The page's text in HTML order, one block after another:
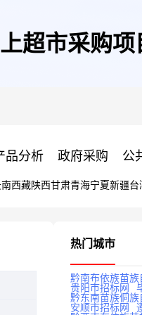
超市采购
品分析 政府采购 公
西藏陕西甘肃青海宁夏新疆台
热门城市
黔南布依族苗族
贵阳市招标网
黔东南苗族侗族
安顺市招标网